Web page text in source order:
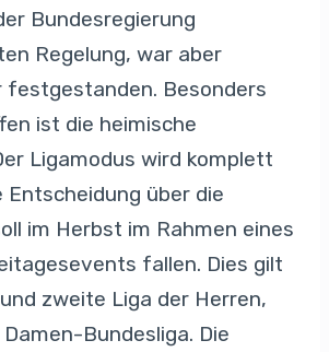
Bundesregierung
Regelung, war aber
festgestanden. Besonders
ist die heimische
Ligamodus wird komplett
über die
im Herbst im Rahmen eines
fallen. Dies gilt
zweite Liga der Herren,
Bundesliga. Die